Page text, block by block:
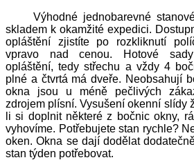
Výhodné jednobarevné stanové
skladem k okamžité expedici.
opláštění zjistíte po rozkliknutí
vpravo nad cenou. Hotové
opláštění, tedy střechu a vždy 4
plné a čtvrtá má dveře. Neobsahují
okna jsou u méně pečlivých
zdrojem plísní. Vysušení okenní slídy
li si doplnit některé z bočnic okny,
vyhovíme. Potřebujete stan rychle?
oken. Okna se dají dodělat
stan týden potřebovat.